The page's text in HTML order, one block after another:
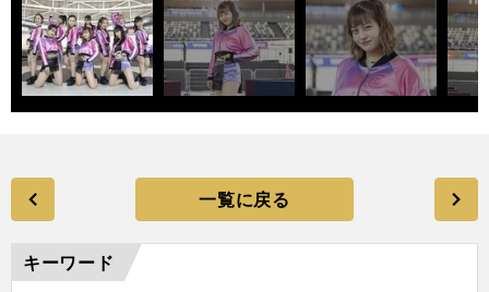
一覧に戻る
キーワード